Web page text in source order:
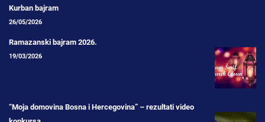
Kurban bajram
26/05/2026
Ramazanski bajram 2026.
19/03/2026
“Moja domovina Bosna i Hercegovina” – rezultati video